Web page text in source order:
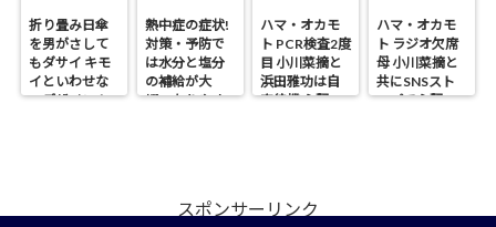
折り畳み日傘
を男がさして
もダサイ キモ
イといわせな
いデザイン！
熱中症の症状!
対策・予防で
は水分と塩分
の補給が大
切・なりやす
ハマ・オカモ
ト PCR検査2度
目 小川菜摘と
浜田雅功は自
宅待機 心配の
ハマ・オカモ
ト ラジオ欠席
母 小川菜摘と
共にSNSスト
ップで心配の
スポンサーリンク